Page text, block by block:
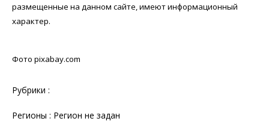
размещенные на данном сайте, имеют информационный
характер.
Фото pixabay.com
Рубрики :
Регионы : Регион не задан